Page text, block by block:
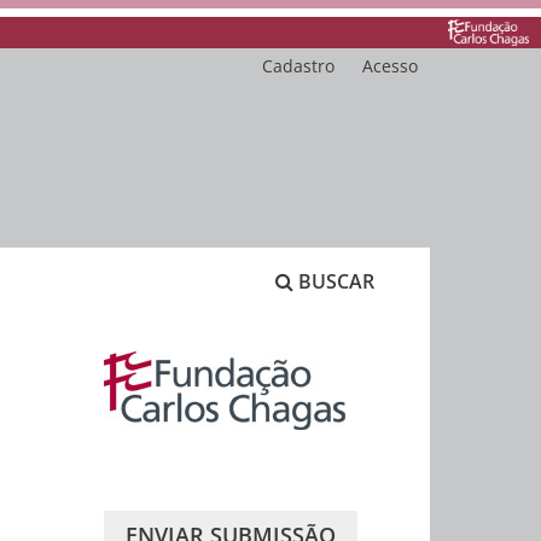
BUSCAR
Cadastro Acesso
ENVIAR SUBMISSÃO